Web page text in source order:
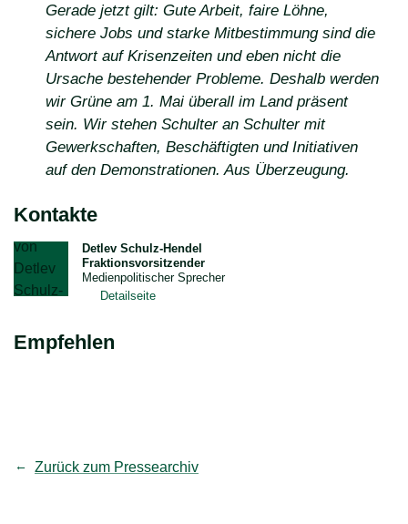
Gerade jetzt gilt: Gute Arbeit, faire Löhne,
sichere Jobs und starke Mitbestimmung sind die
Antwort auf Krisenzeiten und eben nicht die
Ursache bestehender Probleme. Deshalb werden
wir Grüne am 1. Mai überall im Land präsent
sein. Wir stehen Schulter an Schulter mit
Gewerkschaften, Beschäftigten und Initiativen
auf den Demonstrationen. Aus Überzeugung.
Kontakte
Detlev Schulz-Hendel
Fraktionsvorsitzender
Medienpolitischer Sprecher
Detailseite
Empfehlen
Zurück zum Pressearchiv